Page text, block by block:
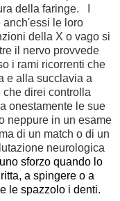
della faringe. I
anch'essi le loro
della X o vago si
il nervo provvede
i rami ricorrenti che
e alla succlavia a
direi controlla
onestamente le sue
neppure in un esame
di un match o di un
neurologica
sforzo quando lo
a spingere o a
le spazzolo i denti.